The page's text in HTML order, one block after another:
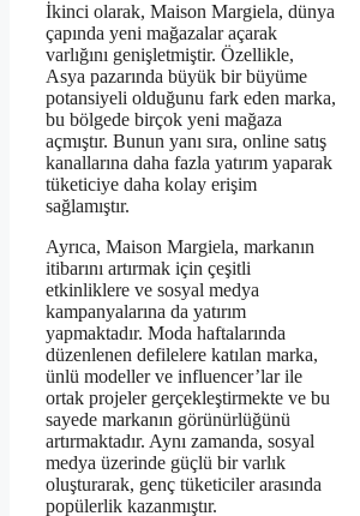
İkinci olarak, Maison Margiela, dünya
çapında yeni mağazalar açarak
varlığını genişletmiştir. Özellikle,
Asya pazarında büyük bir büyüme
potansiyeli olduğunu fark eden marka,
bu bölgede birçok yeni mağaza
açmıştır. Bunun yanı sıra, online satış
kanallarına daha fazla yatırım yaparak
tüketiciye daha kolay erişim
sağlamıştır.
Ayrıca, Maison Margiela, markanın
itibarını artırmak için çeşitli
etkinliklere ve sosyal medya
kampanyalarına da yatırım
yapmaktadır. Moda haftalarında
düzenlenen defilelere katılan marka,
ünlü modeller ve influencer’lar ile
ortak projeler gerçekleştirmekte ve bu
sayede markanın görünürlüğünü
artırmaktadır. Aynı zamanda, sosyal
medya üzerinde güçlü bir varlık
oluşturarak, genç tüketiciler arasında
popülerlik kazanmıştır.